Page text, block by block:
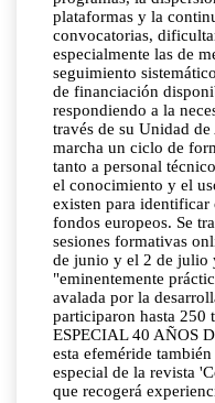
plataformas y la
convocatorias,
especialmente las de
seguimiento
de financiación
respondiendo a la
través de su Unidad
marcha un ciclo de
tanto a personal
el conocimiento y el
existen para
fondos europeos. Se
sesiones formativas
de junio y el 2 de julio
"eminentemente
avalada por la
participaron hasta 250
ESPECIAL 40 AÑOS
esta efeméride
especial de la revista
que recogerá